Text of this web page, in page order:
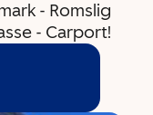
- Romslig
- Carport!